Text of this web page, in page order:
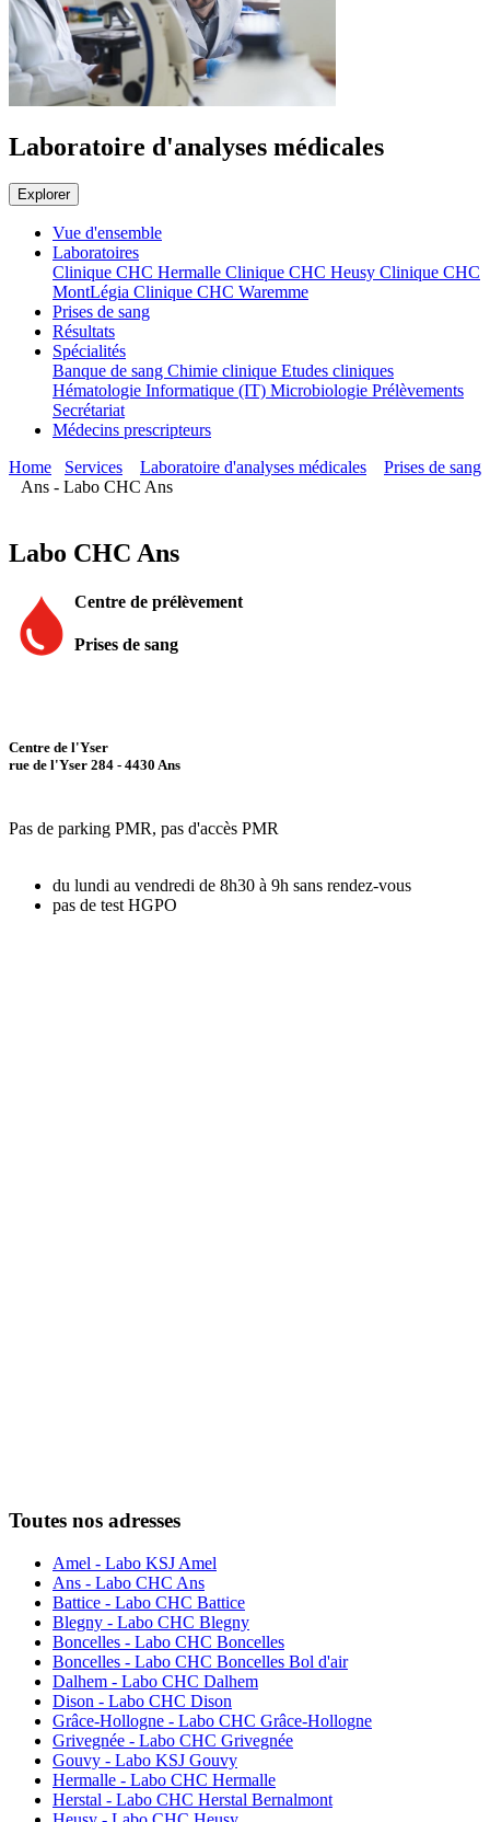
Laboratoire d'analyses médicales
Explorer
Vue d'ensemble
Laboratoires
Clinique CHC Hermalle Clinique CHC Heusy Clinique CHC
MontLégia Clinique CHC Waremme
Prises de sang
Résultats
Spécialités
Banque de sang Chimie clinique Etudes cliniques
Hématologie Informatique (IT) Microbiologie Prélèvements
Secrétariat
Médecins prescripteurs
Home
Services Laboratoire d'analyses médicales
Prises de sang
Ans - Labo CHC Ans
Labo CHC Ans
Centre de prélèvement
Prises de sang
Centre de l'Yser
rue de l'Yser 284 - 4430 Ans
Pas de parking PMR, pas d'accès PMR
du lundi au vendredi de 8h30 à 9h sans rendez-vous
pas de test HGPO
Toutes nos adresses
Amel - Labo KSJ Amel
Ans - Labo CHC Ans
Battice - Labo CHC Battice
Blegny - Labo CHC Blegny
Boncelles - Labo CHC Boncelles
Boncelles - Labo CHC Boncelles Bol d'air
Dalhem - Labo CHC Dalhem
Dison - Labo CHC Dison
Grâce-Hollogne - Labo CHC Grâce-Hollogne
Grivegnée - Labo CHC Grivegnée
Gouvy - Labo KSJ Gouvy
Hermalle - Labo CHC Hermalle
Herstal - Labo CHC Herstal Bernalmont